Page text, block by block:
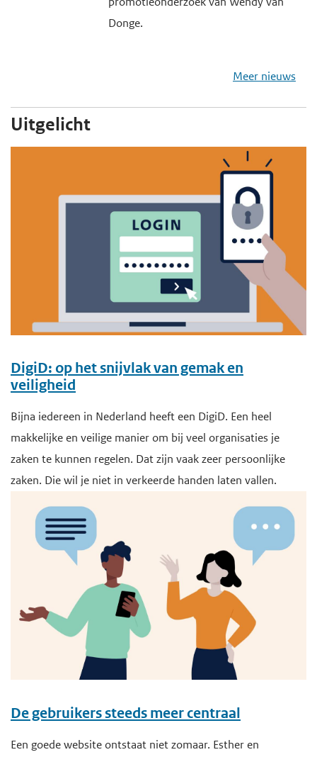
Donge.
Meer nieuws
Uitgelicht
DigiD: op het snijvlak van gemak en
veiligheid
Bijna iedereen in Nederland heeft een DigiD. Een heel
makkelijke en veilige manier om bij veel organisaties je
zaken te kunnen regelen. Dat zijn vaak zeer persoonlijke
zaken. Die wil je niet in verkeerde handen laten vallen.
De gebruikers steeds meer centraal
Een goede website ontstaat niet zomaar. Esther en